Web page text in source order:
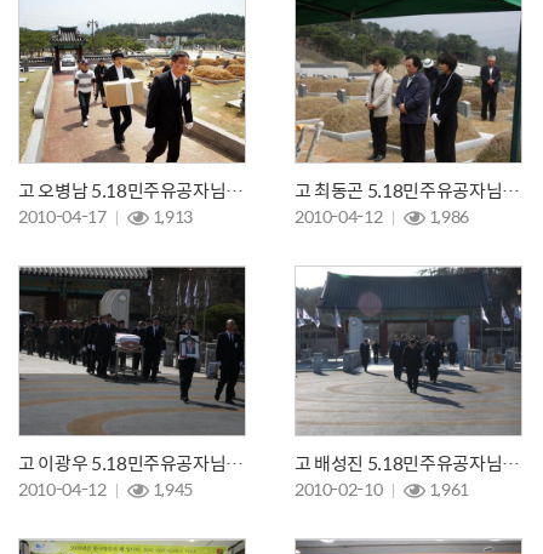
고 오병남 5.18민주유공자님 이장식
2010-04-17
1,913
고 최동곤 5.18민주유공자님의 이장식
2010-04-12
1,986
고 이광우 5.18민주유공자님의 안장식
2010-04-12
1,945
고 배성진 5.18민주유공자님의 안장식
2010-02-10
1,961